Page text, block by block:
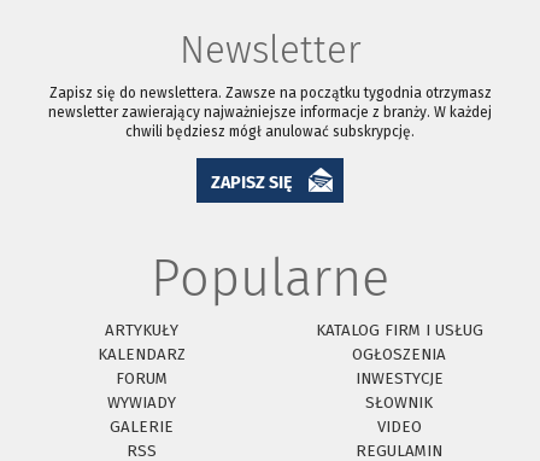
Newsletter
Zapisz się do newslettera. Zawsze na początku tygodnia otrzymasz
newsletter zawierający najważniejsze informacje z branży. W każdej
chwili będziesz mógł anulować subskrypcję.
ZAPISZ SIĘ
Popularne
ARTYKUŁY
KATALOG FIRM I USŁUG
KALENDARZ
OGŁOSZENIA
FORUM
INWESTYCJE
WYWIADY
SŁOWNIK
GALERIE
VIDEO
RSS
REGULAMIN